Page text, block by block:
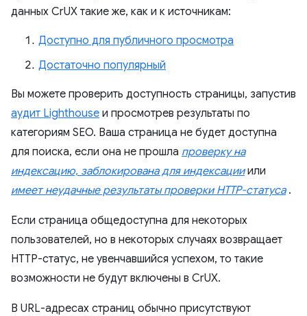
данных CrUX такие же, как и к источникам:
Доступно для публичного просмотра
Достаточно популярный
Вы можете проверить доступность страницы, запустив
аудит Lighthouse и просмотрев результаты по
категориям SEO. Ваша страница не будет доступна
для поиска, если она не прошла проверку на
индексацию, заблокирована для индексацииили
имеет неудачные результаты проверки HTTP-статуса.
Если страница общедоступна для некоторых
пользователей, но в некоторых случаях возвращает
HTTP-статус, не увенчавшийся успехом, то такие
возможности не будут включены в CrUX.
В URL-адресах страниц обычно присутствуют